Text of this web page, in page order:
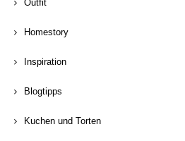
Outfit
Homestory
Inspiration
Blogtipps
Kuchen und Torten